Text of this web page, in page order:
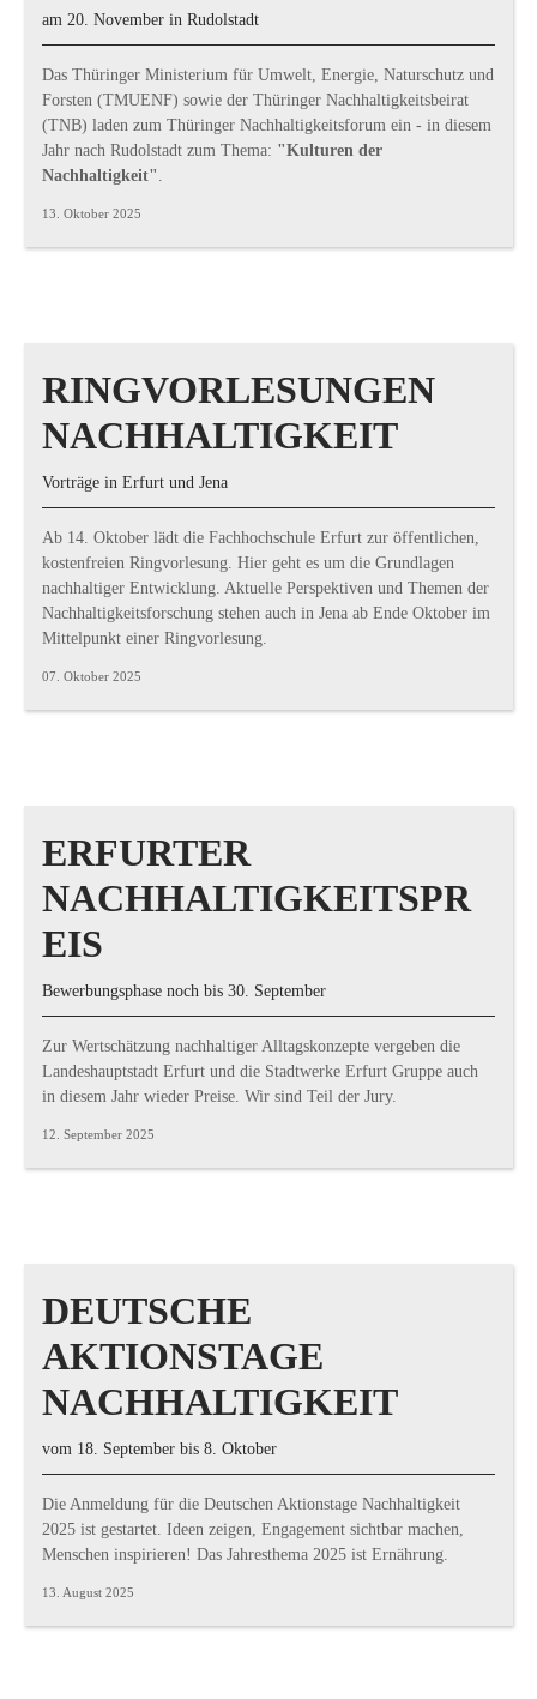
am 20. November in Rudolstadt
Das Thüringer Ministerium für Umwelt, Energie, Naturschutz und
Forsten (TMUENF) sowie der Thüringer Nachhaltigkeitsbeirat
(TNB) laden zum Thüringer Nachhaltigkeitsforum ein - in diesem
Jahr nach Rudolstadt zum Thema: "Kulturen der
Nachhaltigkeit" .
13. Oktober 2025
RINGVORLESUNGEN
NACHHALTIGKEIT
Vorträge in Erfurt und Jena
Ab 14. Oktober lädt die Fachhochschule Erfurt zur öffentlichen,
kostenfreien Ringvorlesung. Hier geht es um die Grundlagen
nachhaltiger Entwicklung. Aktuelle Perspektiven und Themen der
Nachhaltigkeitsforschung stehen auch in Jena ab Ende Oktober im
Mittelpunkt einer Ringvorlesung.
07. Oktober 2025
ERFURTER
NACHHALTIGKEITSPR
EIS
Bewerbungsphase noch bis 30. September
Zur Wertschätzung nachhaltiger Alltagskonzepte vergeben die
Landeshauptstadt Erfurt und die Stadtwerke Erfurt Gruppe auch
in diesem Jahr wieder Preise. Wir sind Teil der Jury.
12. September 2025
DEUTSCHE
AKTIONSTAGE
NACHHALTIGKEIT
vom 18. September bis 8. Oktober
Die Anmeldung für die Deutschen Aktionstage Nachhaltigkeit
2025 ist gestartet. Ideen zeigen, Engagement sichtbar machen,
Menschen inspirieren! Das Jahresthema 2025 ist Ernährung.
13. August 2025